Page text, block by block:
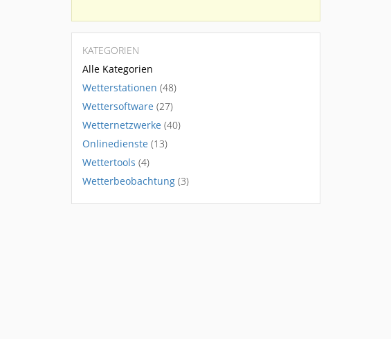
KATEGORIEN
Alle Kategorien
Wetterstationen (48)
Wettersoftware (27)
Wetternetzwerke (40)
Onlinedienste (13)
Wettertools (4)
Wetterbeobachtung (3)